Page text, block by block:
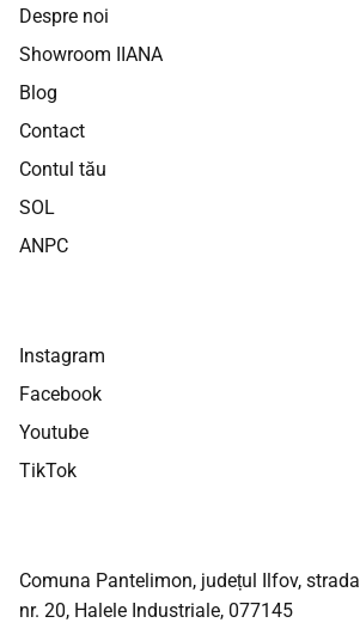
Despre noi
Showroom IIANA
Blog
Contact
Contul tău
SOL
ANPC
Instagram
Facebook
Youtube
TikTok
Comuna Pantelimon, județul Ilfov,
nr. 20, Halele Industriale, 077145